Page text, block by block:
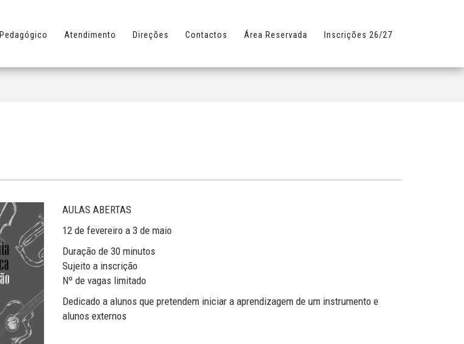
Pedagógico Atendimento Direções Contactos Área Reservada Inscrições 26/27
AULAS ABERTAS
12 de fevereiro a 3 de maio
Duração de 30 minutos
Sujeito a inscrição
Nº de vagas limitado
Dedicado a alunos que pretendem iniciar a aprendizagem de um instrumento e
alunos externos